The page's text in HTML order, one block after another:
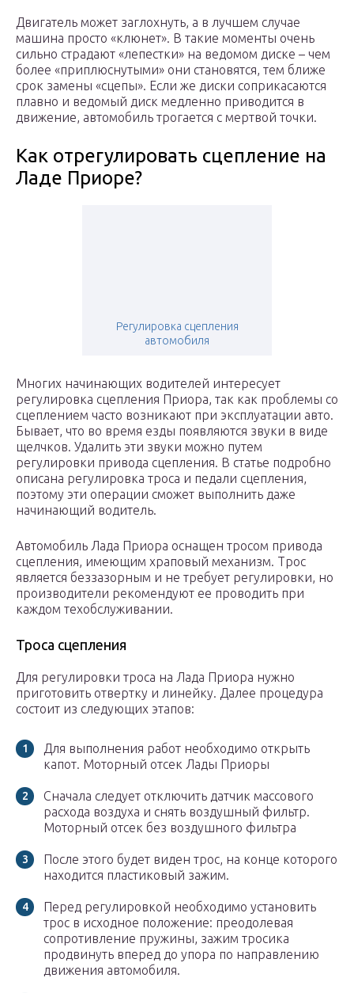
Двигатель может заглохнуть, а в лучшем случае
машина просто «клюнет». В такие моменты очень
сильно страдают «лепестки» на ведомом диске – чем
более «приплюснутыми» они становятся, тем ближе
срок замены «сцепы». Если же диски соприкасаются
плавно и ведомый диск медленно приводится в
движение, автомобиль трогается с мертвой точки.
Как отрегулировать сцепление на
Ладе Приоре?
Регулировка сцепления
автомобиля
Многих начинающих водителей интересует
регулировка сцепления Приора, так как проблемы со
сцеплением часто возникают при эксплуатации авто.
Бывает, что во время езды появляются звуки в виде
щелчков. Удалить эти звуки можно путем
регулировки привода сцепления. В статье подробно
описана регулировка троса и педали сцепления,
поэтому эти операции сможет выполнить даже
начинающий водитель.
Автомобиль Лада Приора оснащен тросом привода
сцепления, имеющим храповый механизм. Трос
является беззазорным и не требует регулировки, но
производители рекомендуют ее проводить при
каждом техобслуживании.
Троса сцепления
Для регулировки троса на Лада Приора нужно
приготовить отвертку и линейку. Далее процедура
состоит из следующих этапов:
Для выполнения работ необходимо открыть
капот. Моторный отсек Лады Приоры
Сначала следует отключить датчик массового
расхода воздуха и снять воздушный фильтр.
Моторный отсек без воздушного фильтра
После этого будет виден трос, на конце которого
находится пластиковый зажим.
Перед регулировкой необходимо установить
трос в исходное положение: преодолевая
сопротивление пружины, зажим тросика
продвинуть вперед до упора по направлению
движения автомобиля.